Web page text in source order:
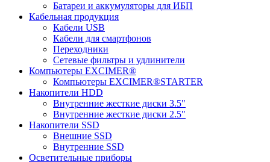
Батареи и аккумуляторы для ИБП
Кабельная продукция
Кабели USB
Кабели для смартфонов
Переходники
Сетевые фильтры и удлинители
Компьютеры EXCIMER®
Компьютеры EXCIMER®STARTER
Накопители HDD
Внутренние жесткие диски 3.5"
Внутренние жесткие диски 2.5"
Накопители SSD
Внешние SSD
Внутренние SSD
Осветительные приборы